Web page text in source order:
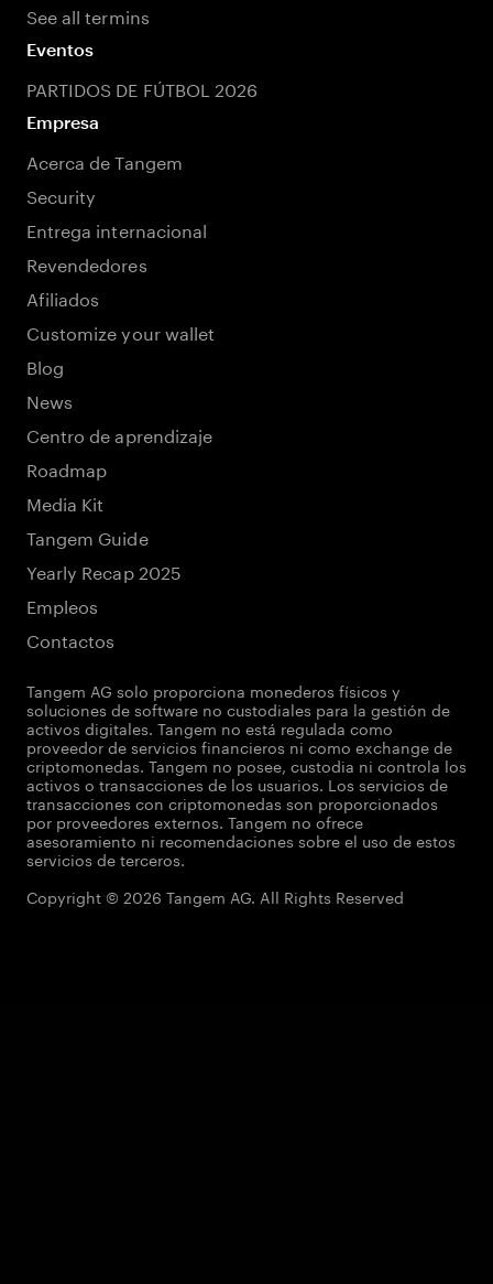
See all termins
Eventos
PARTIDOS DE FÚTBOL 2026
Empresa
Acerca de Tangem
Security
Entrega internacional
Revendedores
Afiliados
Customize your wallet
Blog
News
Centro de aprendizaje
Roadmap
Media Kit
Tangem Guide
Yearly Recap 2025
Empleos
Contactos
Tangem AG solo proporciona monederos físicos y
soluciones de software no custodiales para la gestión de
activos digitales. Tangem no está regulada como
proveedor de servicios financieros ni como exchange de
criptomonedas. Tangem no posee, custodia ni controla los
activos o transacciones de los usuarios. Los servicios de
transacciones con criptomonedas son proporcionados
por proveedores externos. Tangem no ofrece
asesoramiento ni recomendaciones sobre el uso de estos
servicios de terceros.